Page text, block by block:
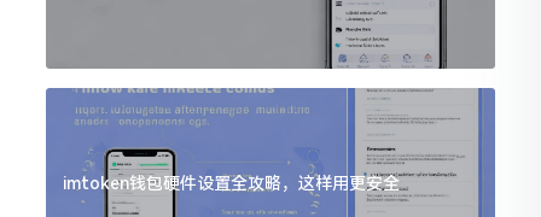
imtoken钱包硬件设置全攻略，这样用更安全